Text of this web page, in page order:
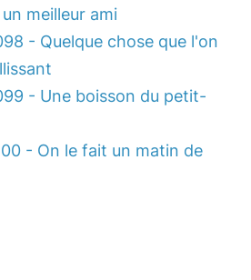
meilleur ami
- Quelque chose que l'on
- Une boisson du petit-
- On le fait un matin de